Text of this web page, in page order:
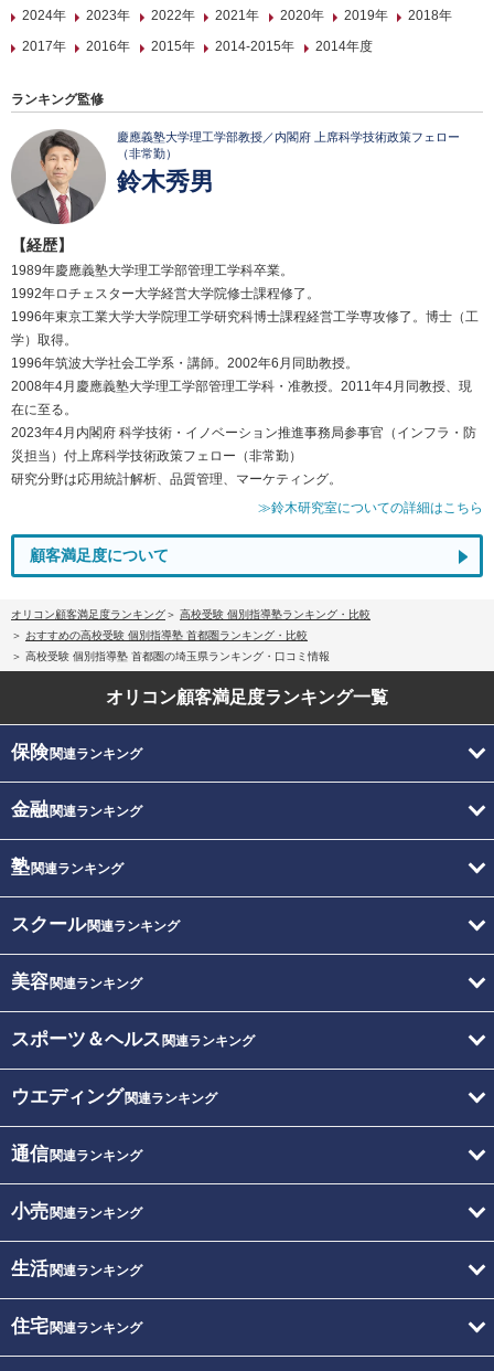
2024年
2023年 2022年 2021年 2020年 2019年
2018年
2017年
2016年 2015年 2014-2015年 2014年度
ランキング監修
慶應義塾大学理工学部教授／内閣府 上席科学技術政策フェロー
（非常勤）
鈴木秀男
【経歴】
1989年慶應義塾大学理工学部管理工学科卒業。
1992年ロチェスター大学経営大学院修士課程修了。
1996年東京工業大学大学院理工学研究科博士課程経営工学専攻修了。博士（工
学）取得。
1996年筑波大学社会工学系・講師。2002年6月同助教授。
2008年4月慶應義塾大学理工学部管理工学科・准教授。2011年4月同教授、現
在に至る。
2023年4月内閣府 科学技術・イノベーション推進事務局参事官（インフラ・防
災担当）付上席科学技術政策フェロー（非常勤）
研究分野は応用統計解析、品質管理、マーケティング。
≫鈴木研究室についての詳細はこちら
顧客満足度について
オリコン顧客満足度ランキング
高校受験 個別指導塾ランキング・比較
おすすめの高校受験 個別指導塾 首都圏ランキング・比較
高校受験 個別指導塾 首都圏の埼玉県ランキング・口コミ情報
オリコン顧客満足度ランキング一覧
保険関連ランキング
金融関連ランキング
塾関連ランキング
スクール関連ランキング
美容関連ランキング
スポーツ＆ヘルス 関連ランキング
ウエディング関連ランキング
通信関連ランキング
小売関連ランキング
生活関連ランキング
住宅関連ランキング